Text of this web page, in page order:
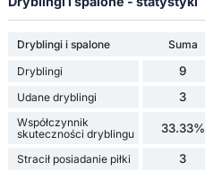
Dryblingi i spalone Suma
Dryblingi
9
Udane dryblingi 3
Współczynnik
skuteczności dryblingu
33.33%
Stracił posiadanie piłki 3